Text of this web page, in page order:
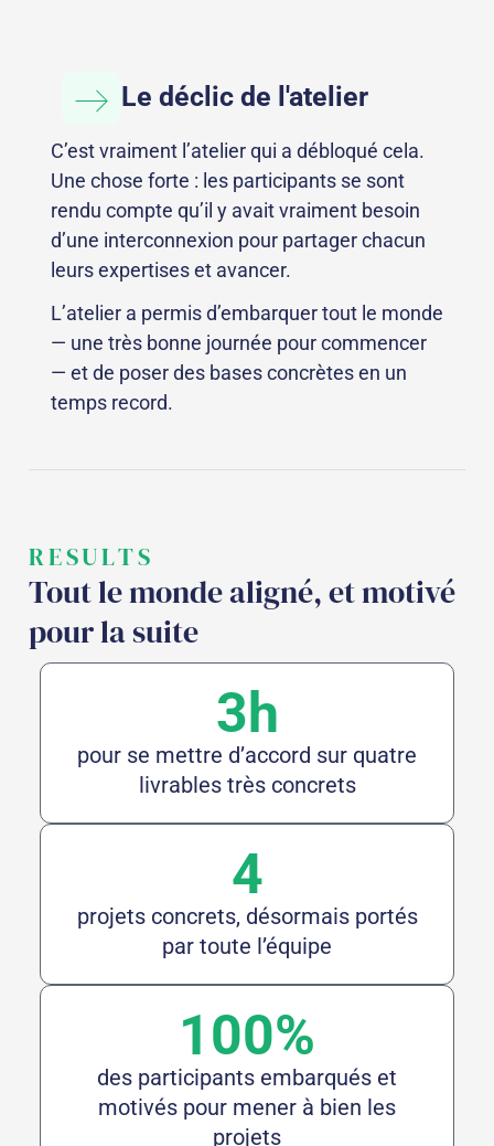
Le déclic de l'atelier
C’est vraiment l’atelier qui a débloqué cela.
Une chose forte : les participants se sont
rendu compte qu’il y avait vraiment besoin
d’une interconnexion pour partager chacun
leurs expertises et avancer.
L’atelier a permis d’embarquer tout le monde
— une très bonne journée pour commencer
— et de poser des bases concrètes en un
temps record.
RESULTS
Tout le monde aligné, et motivé
pour la suite
3h
pour se mettre d’accord sur quatre
livrables très concrets
4
projets concrets, désormais portés
par toute l’équipe
100%
des participants embarqués et
motivés pour mener à bien les
projets